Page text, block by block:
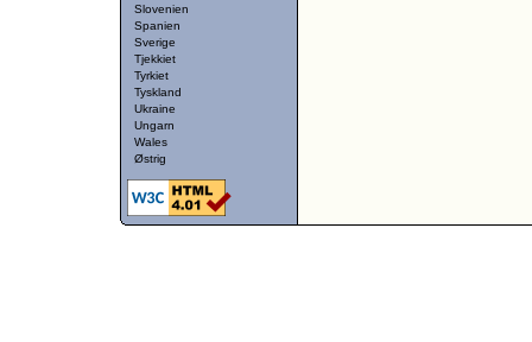
Slovenien
Spanien
Sverige
Tjekkiet
Tyrkiet
Tyskland
Ukraine
Ungarn
Wales
Østrig